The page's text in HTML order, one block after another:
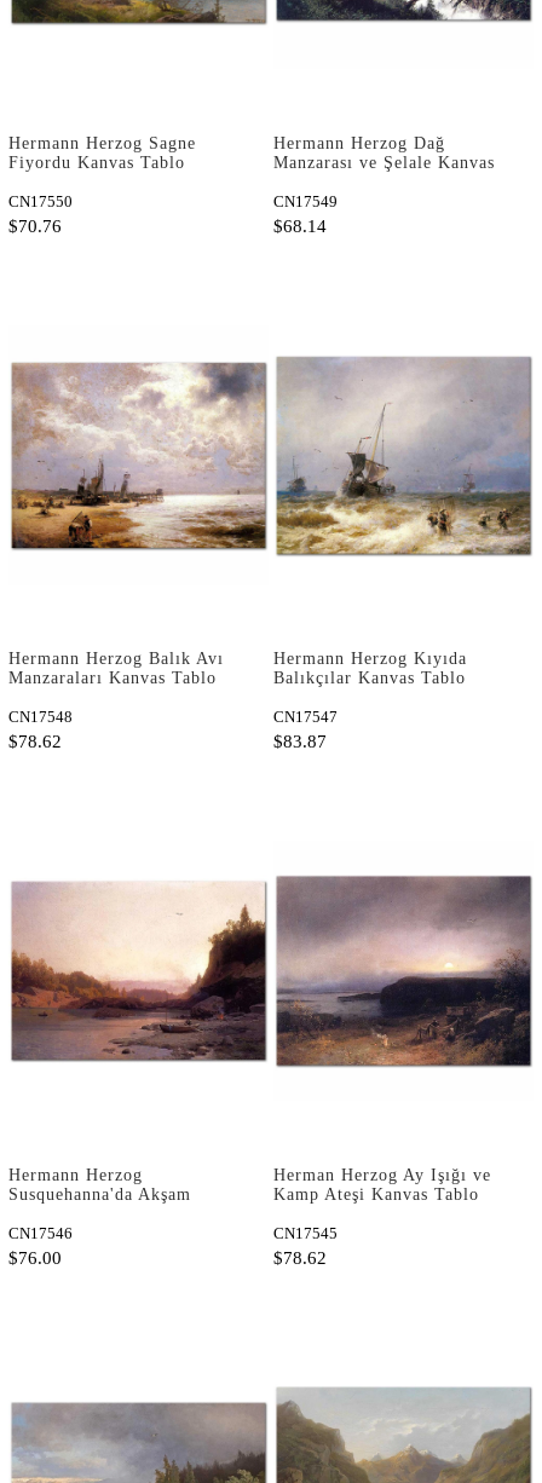
Hermann Herzog Sagne
Fiyordu Kanvas Tablo
CN17550
$70.76
Hermann Herzog Dağ
Manzarası ve Şelale Kanvas
CN17549
$68.14
Hermann Herzog Balık Avı
Manzaraları Kanvas Tablo
CN17548
$78.62
Hermann Herzog Kıyıda
Balıkçılar Kanvas Tablo
CN17547
$83.87
Hermann Herzog
Susquehanna'da Akşam
CN17546
$76.00
Herman Herzog Ay Işığı ve
Kamp Ateşi Kanvas Tablo
CN17545
$78.62